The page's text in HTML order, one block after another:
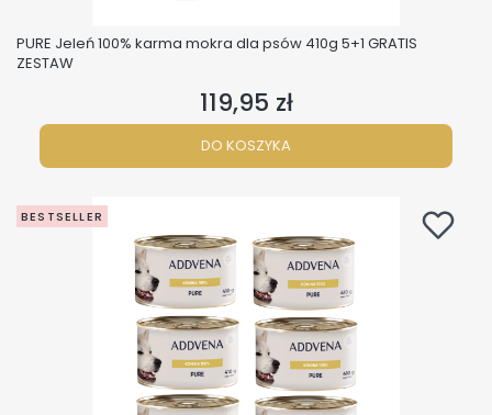
PURE Jeleń 100% karma mokra dla psów 410g 5+1 GRATIS
ZESTAW
Cena
119,95 zł
DO KOSZYKA
BESTSELLER